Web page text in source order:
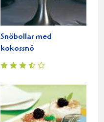
Snöbollar med
kokossnö